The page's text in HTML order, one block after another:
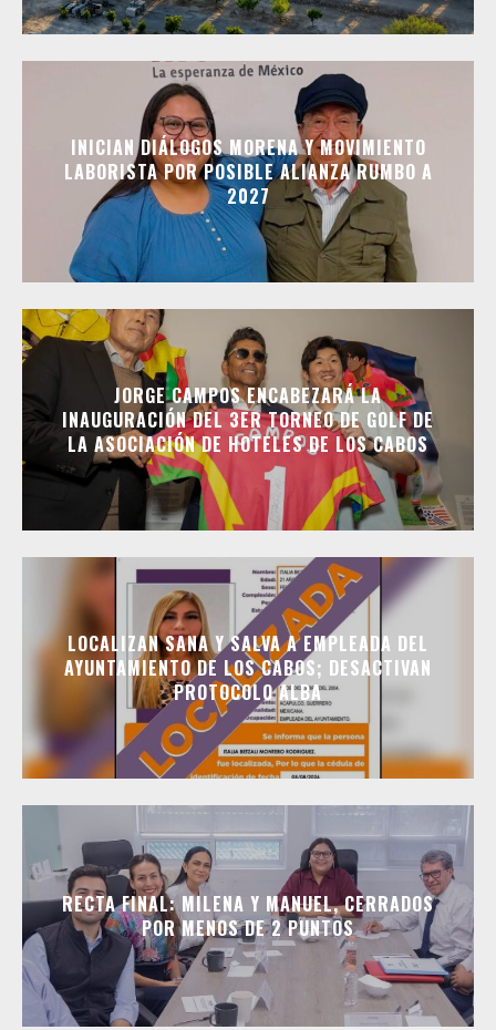
INICIAN DIÁLOGOS MORENA Y MOVIMIENTO
LABORISTA POR POSIBLE ALIANZA RUMBO A
2027
JORGE CAMPOS ENCABEZARÁ LA
INAUGURACIÓN DEL 3ER TORNEO DE GOLF DE
LA ASOCIACIÓN DE HOTELES DE LOS CABOS
LOCALIZAN SANA Y SALVA A EMPLEADA DEL
AYUNTAMIENTO DE LOS CABOS; DESACTIVAN
PROTOCOLO ALBA
RECTA FINAL: MILENA Y MANUEL, CERRADOS
POR MENOS DE 2 PUNTOS